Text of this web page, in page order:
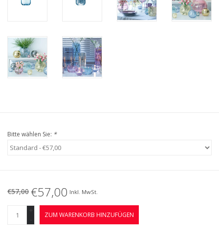
Bitte wählen Sie: *
€57,00 €57,00 Inkl. MwSt.
+
-
ZUM WARENKORB HINZUFÜGEN